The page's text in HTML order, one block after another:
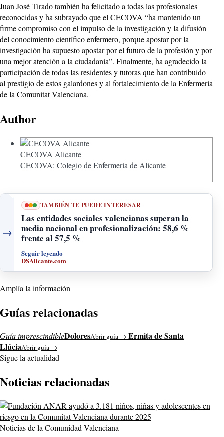
Juan José Tirado también ha felicitado a todas las profesionales
reconocidas y ha subrayado que el CECOVA “ha mantenido un
firme compromiso con el impulso de la investigación y la difusión
del conocimiento científico enfermero, porque apostar por la
investigación ha supuesto apostar por el futuro de la profesión y por
una mejor atención a la ciudadanía”. Finalmente, ha agradecido la
participación de todas las residentes y tutoras que han contribuido
al prestigio de estos galardones y al fortalecimiento de la Enfermería
de la Comunitat Valenciana.
Author
CECOVA Alicante
CECOVA: Colegio de Enfermería de Alicante
→
TAMBIÉN TE PUEDE INTERESAR
Las entidades sociales valencianas superan la
media nacional en profesionalización: 58,6 %
frente al 57,5 %
Seguir leyendo
DSAlicante.com
Amplía la información
Guías relacionadas
Guía imprescindibleDoloresAbrir guía → Ermita de Santa
LlúciaAbrir guía →
Sigue la actualidad
Noticias relacionadas
Noticias de la Comunidad Valenciana